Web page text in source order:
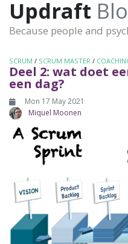
Updraft
Because people and
SCRUM / SCRUM MASTER /
Deel 2: wat doet
een dag?
Mon 17 May 2021
Miquel Moonen